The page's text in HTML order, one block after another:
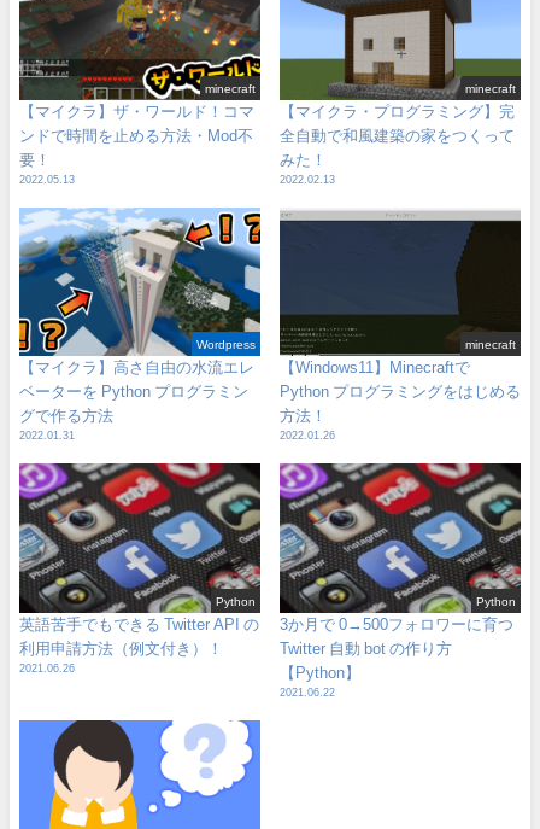
minecraft
【マイクラ】ザ・ワールド！コマ
ンドで時間を止める方法・Mod不
要！
2022.05.13
minecraft
【マイクラ・プログラミング】完
全自動で和風建築の家をつくって
みた！
2022.02.13
Wordpress
【マイクラ】高さ自由の水流エレ
ベーターを Python プログラミン
グで作る方法
2022.01.31
minecraft
【Windows11】Minecraftで
Python プログラミングをはじめる
方法！
2022.01.26
Python
英語苦手でもできる Twitter API の
利用申請方法（例文付き）！
2021.06.26
Python
3か月で 0→500フォロワーに育つ
Twitter 自動 bot の作り方
【Python】
2021.06.22